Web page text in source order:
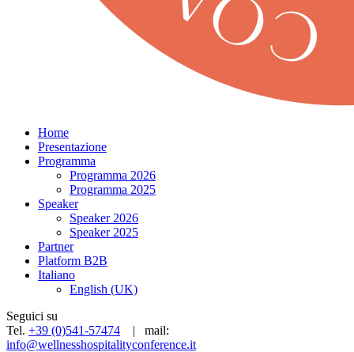
Home
Presentazione
Programma
Programma 2026
Programma 2025
Speaker
Speaker 2026
Speaker 2025
Partner
Platform B2B
Italiano
English (UK)
Seguici su
Tel. +39 (0)541-57474 | mail:
info@wellnesshospitalityconference.it